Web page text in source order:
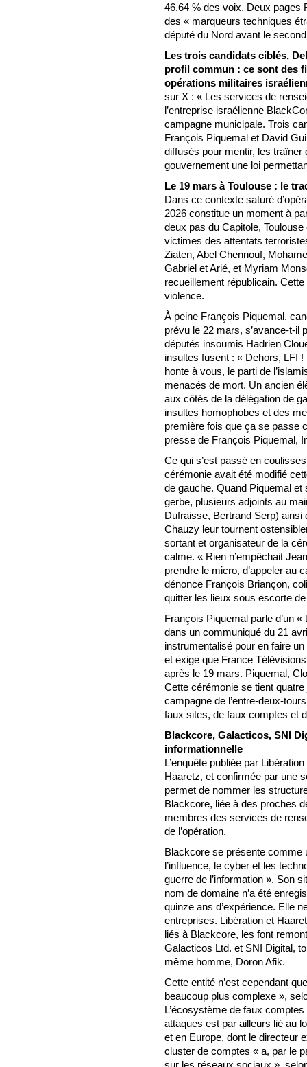
46,64 % des voix. Deux pages
des « marqueurs techniques
député du Nord avant le
Les trois candidats ciblés,
profil commun : ce sont des
opérations militaires
sur X : « Les services de
l’entreprise israélienne
campagne municipale. Trois
François Piquemal et David
diffusés pour mentir, les
gouvernement une loi
Le 19 mars à Toulouse : le
Dans ce contexte saturé
2026 constitue un moment à
deux pas du Capitole,
victimes des attentats
Ziaten, Abel Chennouf,
Gabriel et Arié, et Myriam
recueillement républicain.
violence.
À peine François Piquemal,
prévu le 22 mars, s’avance-t-il
députés insoumis Hadrien
insultes fusent : « Dehors, LFI !
honte à vous, le parti de
menacés de mort. Un ancien
aux côtés de la délégation de
insultes homophobes et des
première fois que ça se passe
presse de François Piquemal,
Ce qui s’est passé en
cérémonie avait été modifié
de gauche. Quand Piquemal et
gerbe, plusieurs adjoints au
Dufraisse, Bertrand Serp)
Chauzy leur tournent
sortant et organisateur de la
calme. « Rien n’empêchait
prendre le micro, d’appeler au
dénonce François Briançon,
quitter les lieux sous escorte
François Piquemal parle d’un
dans un communiqué du 21
instrumentalisé pour en faire
et exige que France
après le 19 mars. Piquemal,
Cette cérémonie se tient
campagne de l’entre-deux-
faux sites, de faux comptes et
Blackcore, Galacticos, SNI
informationnelle
L’enquête publiée par
Haaretz, et confirmée par une
permet de nommer les
Blackcore, liée à des proches
membres des services de
de l’opération.
Blackcore se présente comme
l’influence, le cyber et les
guerre de l’information ». Son
nom de domaine n’a été
quinze ans d’expérience. Elle
entreprises. Libération et
liés à Blackcore, les font
Galacticos Ltd. et SNI Digital,
même homme, Doron Afik.
Cette entité n’est cependant
beaucoup plus complexe »,
L’écosystème de faux
attaques est par ailleurs lié au
et en Europe, dont le directeur
cluster de comptes « a, par le
sur les réseaux sociaux »,